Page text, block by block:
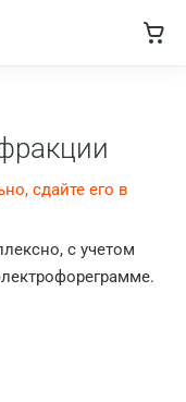
сдайте его в
с учетом